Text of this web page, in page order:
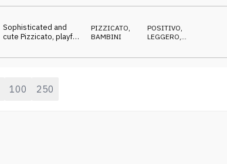
clumsy and curious
Sophisticated and
cute Pizzicato, playful
with Pizzicato,
PIZZICATO
BAMBINI
POSITIVO
LEGGERO
100 250